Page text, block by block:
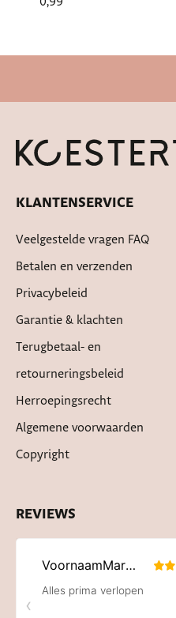
KLANTENSERVICE
Veelgestelde vragen FAQ
Betalen en verzenden
Privacybeleid
Garantie & klachten
Terugbetaal- en
retourneringsbeleid
Herroepingsrecht
Algemene voorwaarden
Copyright
REVIEWS